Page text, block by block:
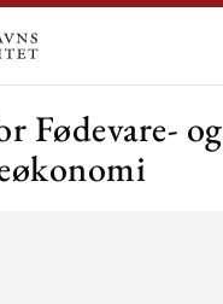
Fødevare- og